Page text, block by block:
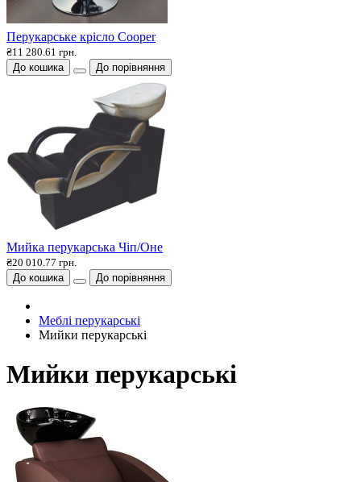
Перукарське крісло Cooper
₴11 280.61 грн.
До кошика
До порівняння
Мийка перукарська Чіп/Оне
₴20 010.77 грн.
До кошика
До порівняння
Меблі перукарські
Мийки перукарські
Мийки перукарські